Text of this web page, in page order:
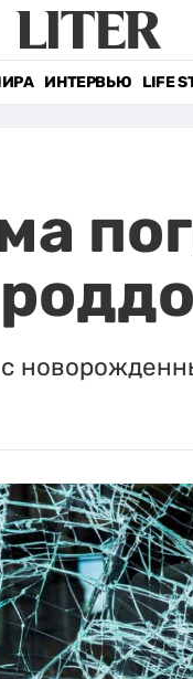
ИНТЕРВЬЮ LIFE